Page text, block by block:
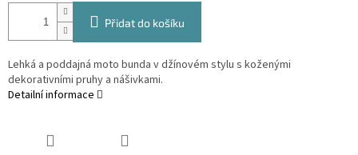
Přidat do košíku
Lehká a poddajná moto bunda v džínovém stylu s koženými
dekorativními pruhy a nášivkami.
Detailní informace